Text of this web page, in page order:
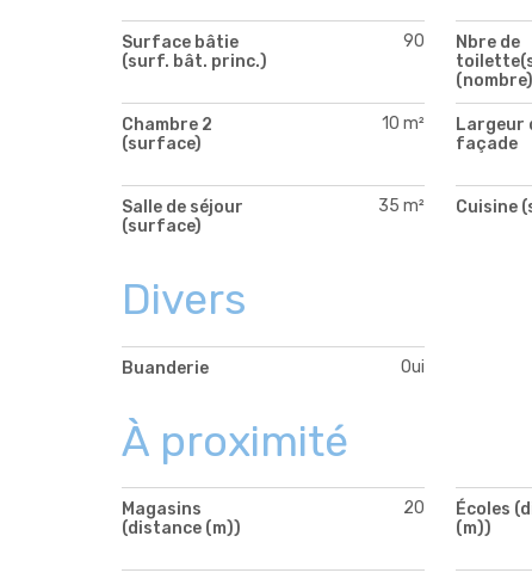
Surface bâtie
(surf. bât. princ.)
90
Nbre de
(nombre)
Chambre 2
(surface)
10 m²
Largeur
façade
Salle de séjour
(surface)
35 m² Cuisine
Divers
Buanderie Oui
À proximité
Magasins
(distance (m))
20
Écoles
(m))